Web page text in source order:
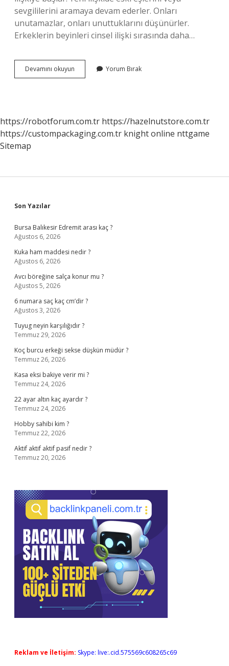
sevgililerini aramaya devam ederler. Onları
unutamazlar, onları unuttuklarını düşünürler.
Erkeklerin beyinleri cinsel ilişki sırasında daha…
Devamını okuyun
Erkek
Atmaz
Yorum Bırak
https://robotforum.com.tr https://hazelnutstore.com.tr
https://custompackaging.com.tr knight online nttgame
Sitemap
Sidebar
Son Yazılar
Bursa Balıkesir Edremit arası kaç ?
Ağustos 6, 2026
Kuka ham maddesi nedir ?
Ağustos 6, 2026
Avcı böreğine salça konur mu ?
Ağustos 5, 2026
6 numara saç kaç cm’dir ?
Ağustos 3, 2026
Tuyug neyin karşılığıdır ?
Temmuz 29, 2026
Koç burcu erkeği sekse düşkün müdür ?
Temmuz 26, 2026
Kasa eksi bakiye verir mi ?
Temmuz 24, 2026
22 ayar altın kaç ayardır ?
Temmuz 24, 2026
Hobby sahibi kim ?
Temmuz 22, 2026
Aktif aktif aktif pasif nedir ?
Temmuz 20, 2026
Reklam ve İletişim: Skype: live:.cid.575569c608265c69